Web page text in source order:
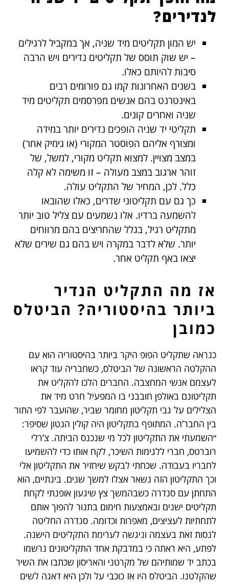
לנדירים?
יש המון תקליטים מיד שניה, אך במקביל לרגילים
– יש שוק תוסס של תקליטים נדירים ויש הרבה
סיבות להיותם כאלו.
בשנים האחרונות קמו גם פורומים רבים
באינטרנט בהם אנשים מפרסמים תקליטים מיד
שניה ואחרים קונים.
תקליטי יד שניה הופכים נדירים יותר במידה
ומצורף אליהם הפוסטר המקורי (או גימיק אחר)
במצב מצויין. למצוא תקליט מקורי, למשל, של
זוהר ארגוב במצב מעולה – זו משימה לא קלה
כלל. לכן, המחיר של התקליט עולה.
כך גם עם תקליטוני שדרים, כאלו שהובאו
להשמעה ברדיו. אלו נשמעים עם צליל טוב יותר
מתקליט רגיל, בגלל שהחריצים בהם מרווחים
יותר. שלא לדבר במקרה ויש בהם גם שירים שלא
יצאו באף תקליט אחר.
אז מה התקליט הנדיר
ביותר בהיסטוריה? הביטלס
כמובן
כנראה שתקליט הפופ היקר ביותר בהיסטוריה הוא עם
ההקלטה הראשונה של הביטלס, כשחבריה עוד קראו
לעצמם אנשי המחצבה. החברים הלכו להקליט את
תקליטונם באולפן חובבני בו המפעיל חרט מיד את
הצלילים על גבי תקליטון מחומר שביר, שהועבר לפי התור
בין החבר’ה. המתופף בתקליטון היה קולין הנטון שסיפר:
״השמעתי את התקליטון לכל מי שנכנס הביתה. צ’רלי
רוברטס, חברי ללגימות השיכר, לקח אותו כדי להשמיעו
לחבריו בעבודה. שכחתי לבקש שיחזיר את התקליטון אלי
וכך התקליטון הזה נשאר אצלו למשך שנים. בינתיים, הוא
התחתן עם סנדרה כשבהמשך צץ שיגעון אופנתי לקחת
תקליטים ישנים ובאמצעות חימום בתנור להפוך אותם
לתחתיות לעציצים, מאפרות וכדומה. סנדרה החליטה
לנסות זאת בעצמה וניגשה לערימת התקליטים הישנה.
לפתע, היא ראתה כי במדבקת אחד התקליטונים נרשמו
בכתב יד שמותיהם של מקרטני והאריסון שכתבו את השיר
שהקלטנו. הביטלס היו אז כוכבי על ולכן היא דאגה לשים